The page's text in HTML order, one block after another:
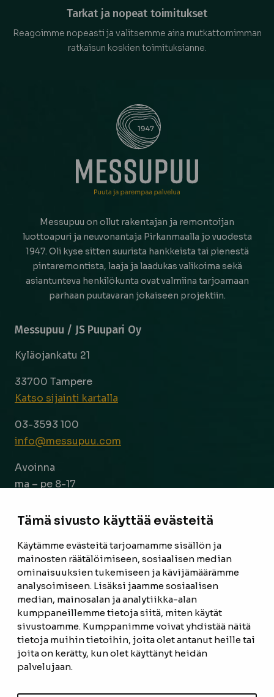
Tämä sivusto käyttää evästeitä
Käytämme evästeitä tarjoamamme sisällön ja
mainosten räätälöimiseen, sosiaalisen median
ominaisuuksien tukemiseen ja kävijämäärämme
analysoimiseen. Lisäksi jaamme sosiaalisen
median, mainosalan ja analytiikka-alan
kumppaneillemme tietoja siitä, miten käytät
sivustoamme. Kumppanimme voivat yhdistää näitä
tietoja muihin tietoihin, joita olet antanut heille tai
joita on kerätty, kun olet käyttänyt heidän
palvelujaan.
Tarkat ja nopeat toimitukset
Reagoimme nopeasti ja valitsemme aina mutkattomimman
ratkaisun koskien toimituksianne.
Messupuu on ollut rakentajan ja remontoijan
luottoapuri ja neuvonantaja Pirkanmaalla jo vuodesta
1947. Oli kyse sitten suurista hankkeista tai pienestä
pintaremontista, laaja ja laadukas valikoima sekä
asiantunteva henkilökunta ovat valmiina tarjoamaan
parhaan puutavaran jokaiseen projektiin.
Messupuu / JS Puupari Oy
Kyläojankatu 21
33700 Tampere
Katso sijainti kartalla
03-3593 100
info@messupuu.com
Avoinna
ma – pe 8-17
ETUSIVU
TUOTTEET
REFERENSSIT
OTA YHTEYTTÄ
TIETOSUOJASELOSTE